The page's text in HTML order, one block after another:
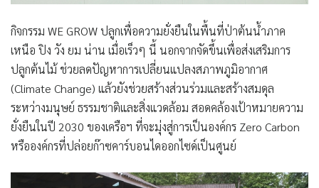
กิจกรรม WE GROW ปลูกเพื่อความยั่งยืนในพื้นที่ป่าต้นน้ำภาค
เหนือ ปิง วัง ยม น่าน เมื่อเร็วๆ นี้ นอกจากจัดขึ้นเพื่อส่งเสริมการ
ปลูกต้นไม้ ช่วยลดปัญหาการเปลี่ยนแปลงสภาพภูมิอากาศ
(Climate Change) แล้วยังช่วยสร้างส่วนร่วมและสร้างสมดุล
ระหว่างมนุษย์ ธรรมชาติและสิ่งแวดล้อม สอดคล้องเป้าหมายความ
ยั่งยืนในปี 2030 ของเครือฯ ที่จะมุ่งสู่การเป็นองค์กร Zero Carbon
หรือองค์กรที่ปล่อยก๊าซคาร์บอนไดออกไซด์เป็นศูนย์